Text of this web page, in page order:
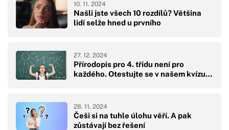
Našli jste všech 10 rozdílů? Většina
lidí selže hned u prvního
10. 11. 2024
Přírodopis pro 4. třídu není pro
každého. Otestujte se v našem kvízu…
27. 12. 2024
Češi si na tuhle úlohu věří. A pak
zůstávají bez řešení
28. 11. 2024